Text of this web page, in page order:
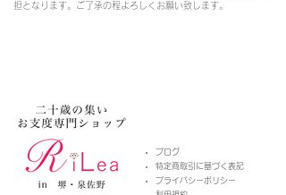
担となります。ご了承の程よろしくお願い致します。
​ブログ
特定商取引に基づく表記
プライバシーポリシー